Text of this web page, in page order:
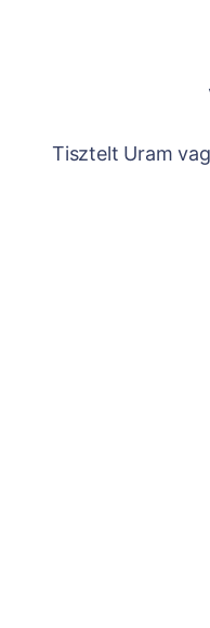
Tisztelt Uram